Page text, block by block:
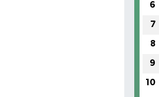
6
7
8
9
10